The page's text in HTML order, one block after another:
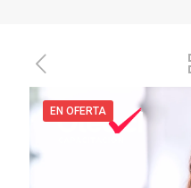
EN OFERTA